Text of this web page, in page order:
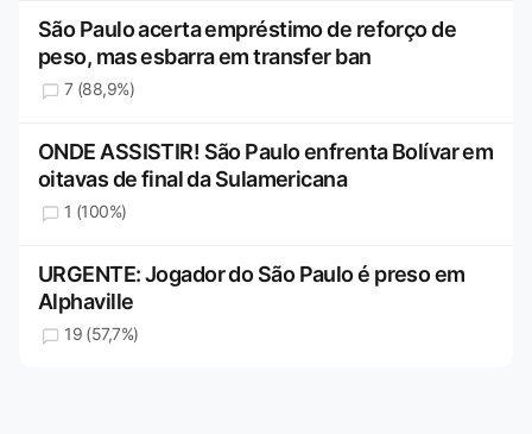
São Paulo acerta empréstimo de reforço de
peso, mas esbarra em transfer ban
7 (88,9%)
ONDE ASSISTIR! São Paulo enfrenta Bolívar em
oitavas de final da Sulamericana
1 (100%)
URGENTE: Jogador do São Paulo é preso em
Alphaville
19 (57,7%)